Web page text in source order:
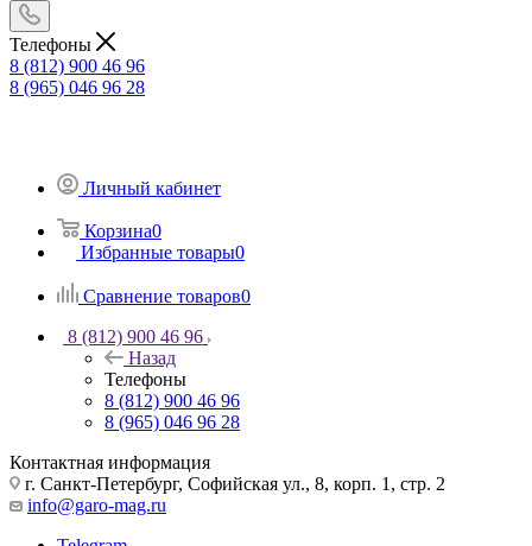
Телефоны
8 (812) 900 46 96
8 (965) 046 96 28
Личный кабинет
Корзина0
Избранные товары0
Сравнение товаров0
8 (812) 900 46 96
Назад
Телефоны
8 (812) 900 46 96
8 (965) 046 96 28
Контактная информация
г. Санкт-Петербург, Софийская ул., 8, корп. 1, стр. 2
info@garo-mag.ru